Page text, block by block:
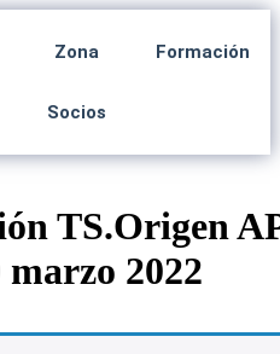
Zona
Socios
Formación
TS.Origen
2022